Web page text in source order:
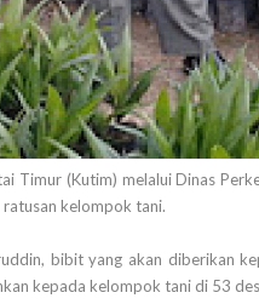
Timur (Kutim) melalui Dinas
kelompok tani.
bibit yang akan diberikan
kepada kelompok tani di 53